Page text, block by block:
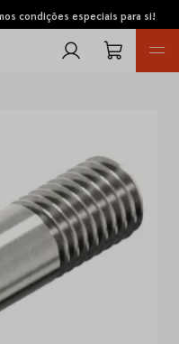
condições especiais para si!